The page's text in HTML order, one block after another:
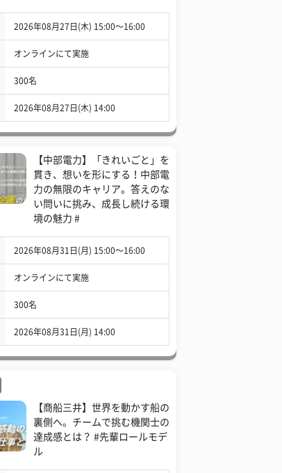
2026年08月27日(木) 15:00〜16:00
オンラインにて実施
300名
2026年08月27日(木) 14:00
【中部電力】「きれいごと」を
貫き、想いを形にする！中部電
力の無限のキャリア。答えのな
い問いに挑み、成長し続ける環
境の魅力 #
2026年08月31日(月) 15:00〜16:00
オンラインにて実施
300名
2026年08月31日(月) 14:00
【商船三井】世界を動かす船の
裏側へ。チームで挑む機関士の
達成感とは？ #先輩ロールモデ
ル